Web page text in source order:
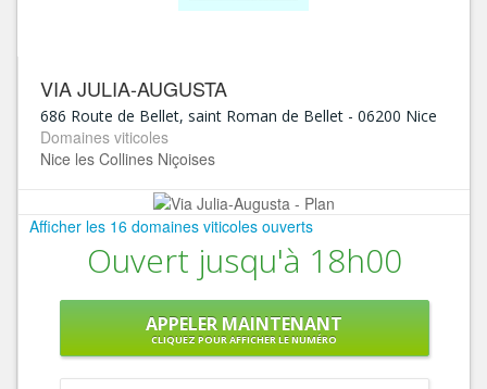
VIA JULIA-AUGUSTA
686 Route de Bellet, saint Roman de Bellet - 06200 Nice
Domaines viticoles
Nice les Collines Niçoises
Afficher les 16 domaines viticoles ouverts
Ouvert jusqu'à 18h00
APPELER MAINTENANT
CLIQUEZ POUR AFFICHER LE NUMÉRO